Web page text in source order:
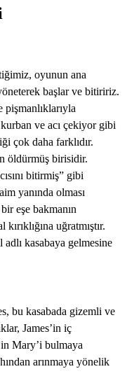
oyunun ana
başlar ve bitiririz.
ve acı çekiyor gibi
çok daha farklıdır.
öldürmüş birisidir.
bitirmiş” gibi
yanında olması
eşe bakmanın
uğratmıştır.
kasabaya gelmesine
bu kasabada gizemli ve
James’in iç
Mary’i bulmaya
arınmaya yönelik